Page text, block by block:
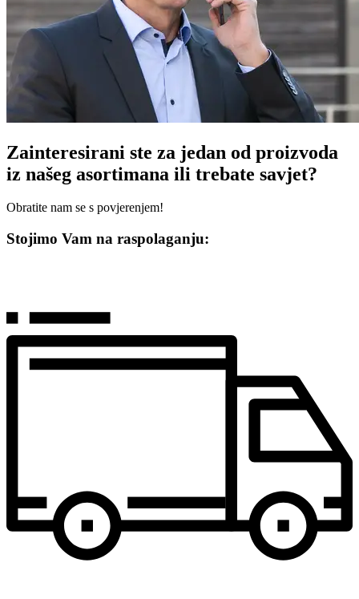
Zainteresirani ste za jedan od proizvoda
iz našeg asortimana ili trebate savjet?
Obratite nam se s povjerenjem!
Stojimo Vam na raspolaganju: